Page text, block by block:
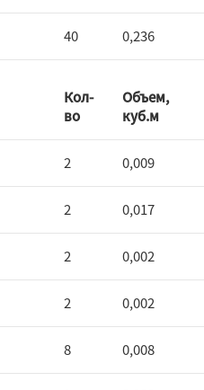
40 0,236
Кол-
во
Объем,
куб.м
2 0,009
2 0,017
2 0,002
2 0,002
8 0,008